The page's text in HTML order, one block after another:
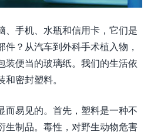
、手机、水瓶和信用卡，它们是
？从汽车到外科手术植入物，
装便当的玻璃纸。我们的生活依
密封塑料。
而易见的。首先，塑料是一种不
生制品。毒性，对野生动物危害